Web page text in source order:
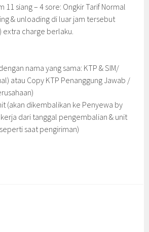
11 siang – 4 sore: Ongkir Tarif Normal
& unloading di luar jam tersebut
extra charge berlaku.
nama yang sama: KTP & SIM/
atau Copy KTP Penanggung Jawab /
(akan dikembalikan ke Penyewa by
dari tanggal pengembalian & unit
saat pengiriman)